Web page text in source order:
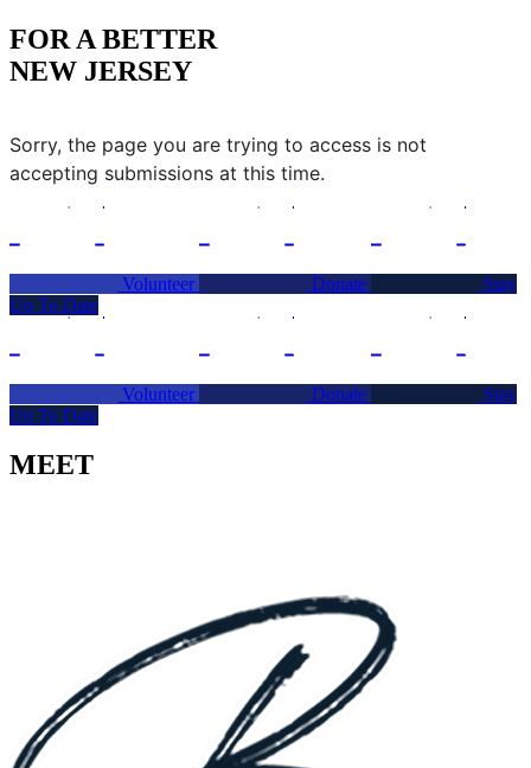
FOR A BETTER
NEW JERSEY
Sorry, the page you are trying to access is not
accepting submissions at this time.
Volunteer Donate
Stay
Up To Date
Volunteer Donate
Stay
Up To Date
MEET